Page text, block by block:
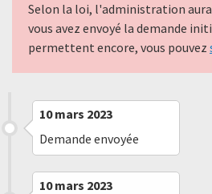
Selon la loi, l'administration
vous avez envoyé la demande
permettent encore, vous pouvez
10 mars 2023
Demande envoyée
10 mars 2023